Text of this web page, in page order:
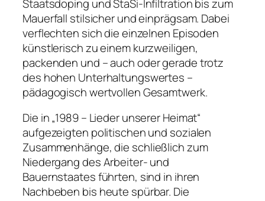
Staatsdoping und StaSi-Infiltration bis zum
Mauerfall stilsicher und einprägsam. Dabei
verflechten sich die einzelnen Episoden
künstlerisch zu einem kurzweiligen,
packenden und – auch oder gerade trotz
des hohen Unterhaltungswertes –
pädagogisch wertvollen Gesamtwerk.
Die in „1989 – Lieder unserer Heimat“
aufgezeigten politischen und sozialen
Zusammenhänge, die schließlich zum
Niedergang des Arbeiter- und
Bauernstaates führten, sind in ihren
Nachbeben bis heute spürbar. Die